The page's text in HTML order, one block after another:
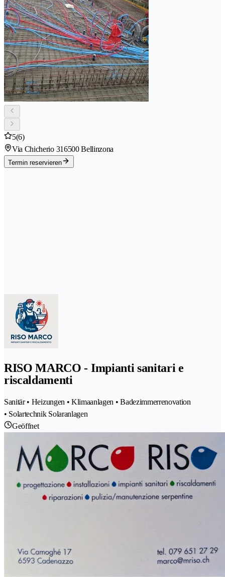
5(6)
Via Chicherio 316500 Bellinzona
Termin reservieren
RISO MARCO - Impianti sanitari e
riscaldamenti
Sanitär • Heizungen • Klimaanlagen • Badezimmerrenovation
• Solartechnik Solaranlagen
Geöffnet